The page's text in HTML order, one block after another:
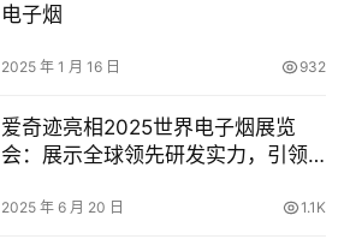
电子烟
2025 年 1 月 16 日 932
爱奇迹亮相2025世界电子烟展览
会：展示全球领先研发实力，引领
2025 年 6 月 20 日 1.1K